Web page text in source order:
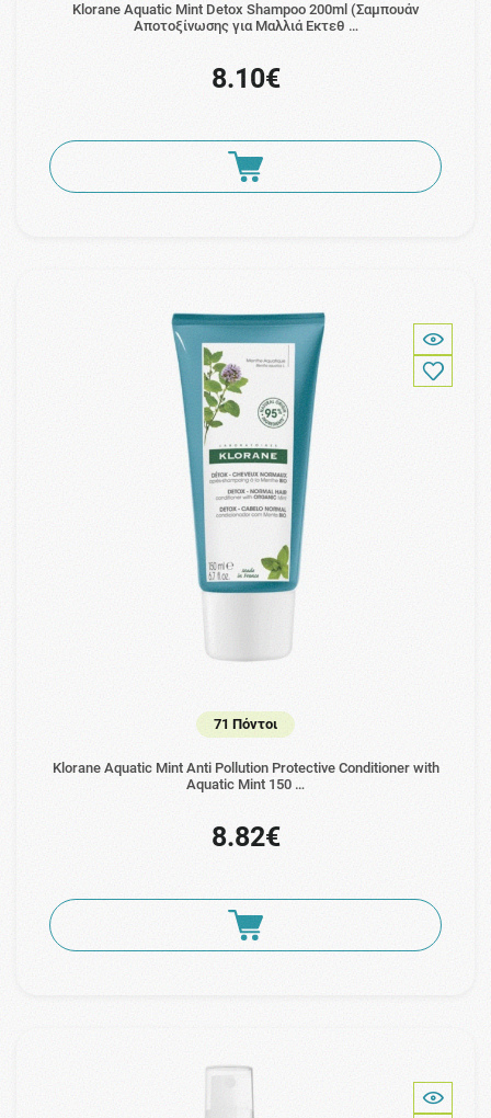
Klorane Aquatic Mint Detox Shampoo 200ml (Σαμπουάν
Αποτοξίνωσης για Μαλλιά Εκτεθ …
8.10€
71 Πόντοι
Klorane Aquatic Mint Anti Pollution Protective Conditioner with
Aquatic Mint 150 …
8.82€